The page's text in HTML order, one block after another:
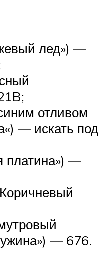
лед») —
отливом
— искать под
платина») —
— 676.